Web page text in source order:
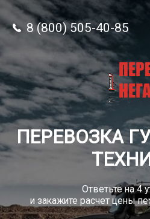
8 (800) 505-40-85
ПЕРЕВОЗКА
Ответьте на 4
и закажите расчет цены